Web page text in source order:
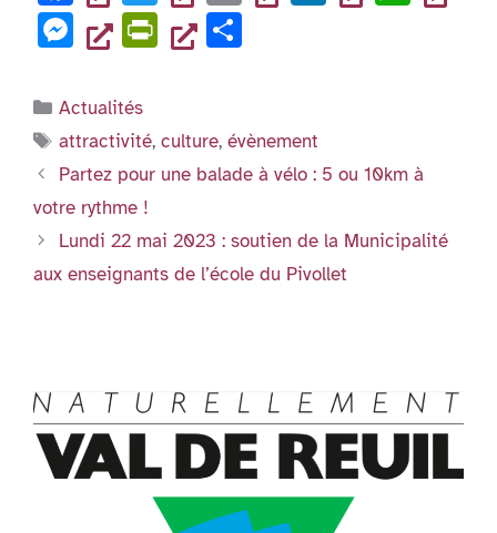
o
o
n
p
g
er
e
n
y
a
c
e
b
o
o
k
wi
tt
m
n
n
h
p
M
es
se
n
g
er
Pr
in
ri
e
dl
y
g
er
Catégories
Actualités
Étiquettes
attractivité,culture,évènement
Partez pour une balade à vélo : 5 ou 10km à
votre rythme !
Lundi 22 mai 2023 : soutien de la Municipalité
aux enseignants de l’école du Pivollet